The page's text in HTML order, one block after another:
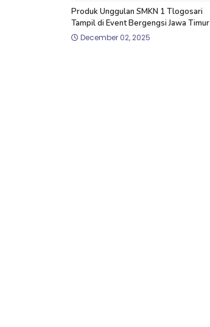
Produk Unggulan SMKN 1 Tlogosari
Tampil di Event Bergengsi Jawa Timur
December 02, 2025